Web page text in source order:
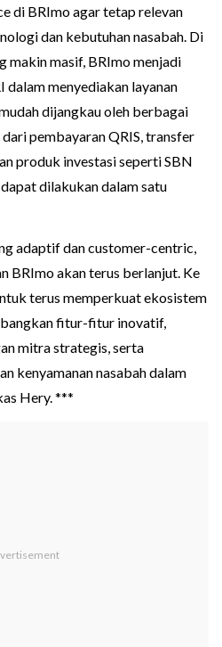
di BRImo agar tetap relevan
dan kebutuhan nasabah. Di
makin masif, BRImo menjadi
dalam menyediakan layanan
dijangkau oleh berbagai
pembayaran QRIS, transfer
produk investasi seperti SBN
dilakukan dalam satu
adaptif dan customer-centric,
BRImo akan terus berlanjut. Ke
terus memperkuat ekosistem
fitur-fitur inovatif,
mitra strategis, serta
kenyamanan nasabah dalam
Hery. ***